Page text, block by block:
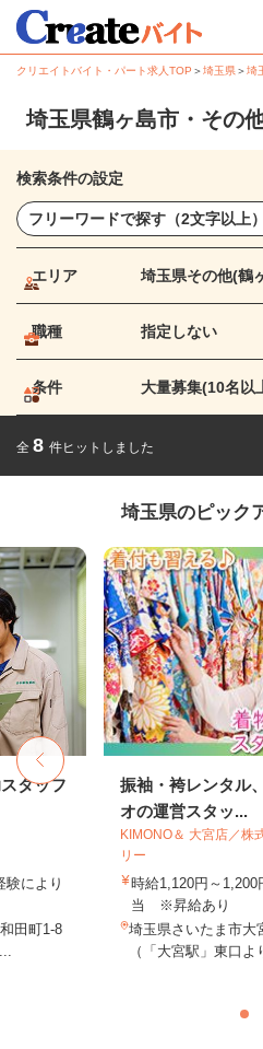
クリエイトバイト・パート求人TOP ＞埼玉県＞埼
埼玉県鶴ヶ島市・その
検索条件の設定
エリア 埼玉県その他(鶴
職種 指定しない
条件 大量募集(10名以
全 8 件ヒットしました
埼玉県のピック
タッフ
により
田町1-8
振袖・袴レンタル
オの運営スタッ...
KIMONO＆ 大宮店／株
リー
時給1,120円～1,200
当 ※昇給あり
埼玉県さいたま市大
（「大宮駅」東口よ